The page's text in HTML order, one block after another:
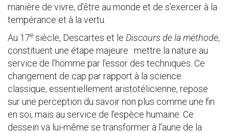
manière de vivre, d’être au monde et de s’exercer à la
tempérance et à la vertu.
Au 17e siècle, Descartes et le Discours de la méthode,
constituent une étape majeure : mettre la nature au
service de l’homme par l’essor des techniques. Ce
changement de cap par rapport à la science
classique, essentiellement aristotélicienne, repose
sur une perception du savoir non plus comme une fin
en soi, mais au service de l’espèce humaine. Ce
dessein va lui-même se transformer à l’aune de la